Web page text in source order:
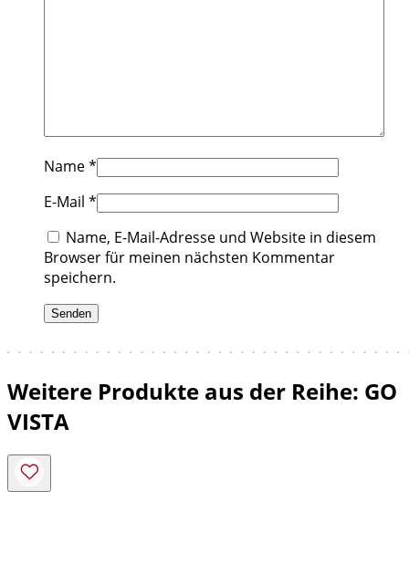
Name*
E-Mail *
Name, E-Mail-Adresse und Website in diesem
Browser für meinen nächsten Kommentar
speichern.
Weitere Produkte aus der Reihe: GO
VISTA